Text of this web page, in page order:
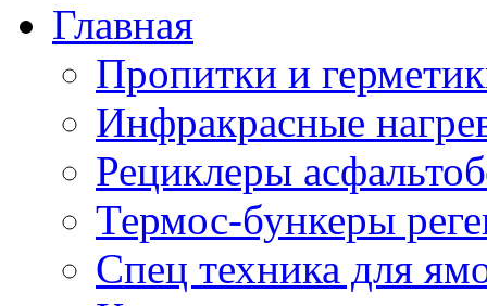
Главная
Пропитки и
Инфракрасные
Рециклеры
Термос-бункеры
Спец техника для